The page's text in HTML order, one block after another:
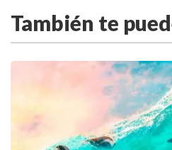
También te